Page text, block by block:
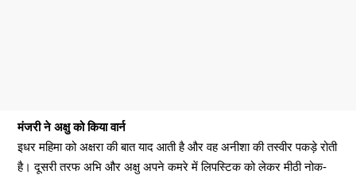
मंजरी ने अक्षु को किया वार्न
इधर महिमा को अक्षरा की बात याद आती है और वह अनीशा की तस्वीर पकड़े रोती
है। दूसरी तरफ अभि और अक्षु अपने कमरे में लिपस्टिक को लेकर मीठी नोक-